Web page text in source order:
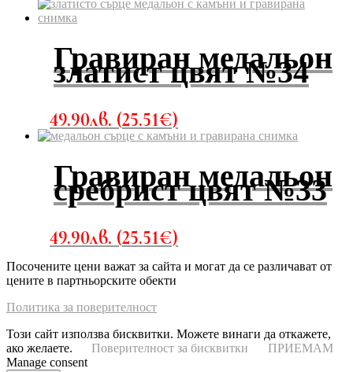
Гравиран медальон
златист цвят №34
49.90лв. (25.51€)
Гравиран медальон
сребрист цвят №33
49.90лв. (25.51€)
Посочените цени важат за сайта и могат да се различават от
цените в партньорските обекти
Политика за поверителност
Този сайт използва бисквитки. Можете винаги да откажете,
ако желаете.
Поверителност за бисквитки
ПРИЕМАМ
Manage consent